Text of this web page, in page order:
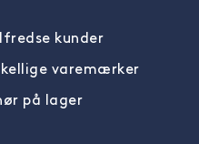
kunder
varemærker
på lager